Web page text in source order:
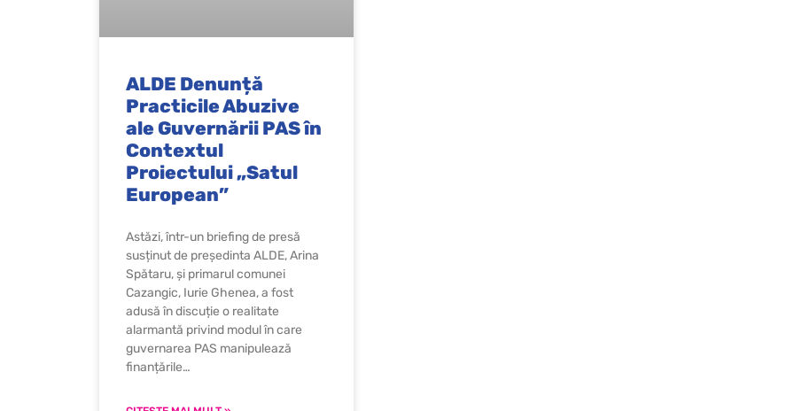
ALDE Denunță
Practicile Abuzive
ale Guvernării PAS în
Contextul
Proiectului „Satul
European”
Astăzi, într-un briefing de presă
susținut de președinta ALDE, Arina
Spătaru, și primarul comunei
Cazangic, Iurie Ghenea, a fost
adusă în discuție o realitate
alarmantă privind modul în care
guvernarea PAS manipulează
finanțările…